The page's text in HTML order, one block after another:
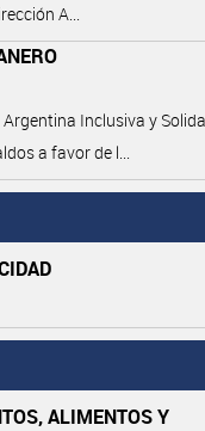
A...
Argentina Inclusiva y
a favor de l...
ALIMENTOS Y